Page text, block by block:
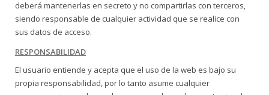
deberá mantenerlas en secreto y no compartirlas con terceros,
siendo responsable de cualquier actividad que se realice con
sus datos de acceso.
RESPONSABILIDAD
El usuario entiende y acepta que el uso de la web es bajo su
propia responsabilidad, por lo tanto asume cualquier